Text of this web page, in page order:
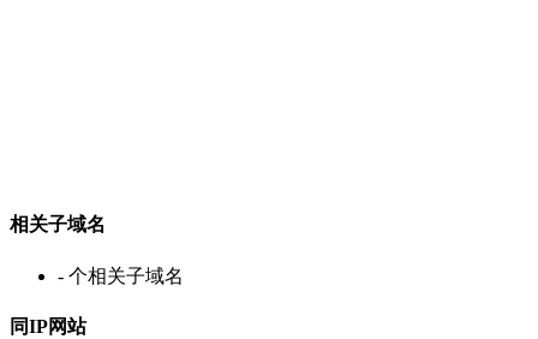
相关子域名
- 个相关子域名
同IP网站